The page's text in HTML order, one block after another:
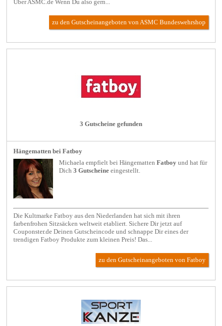
Über ASMC.de Wenn Du also gern...
zu den Gutscheinangeboten von ASMC Bundeswehrshop
3 Gutscheine gefunden
Hängematten bei Fatboy
Michaela empfielt beiHängematten Fatboy und hat für
Dich3 Gutscheine eingestellt.
Die Kultmarke Fatboy aus den Niederlanden hat sich mit ihren
farbenfrohen Sitzsäcken weltweit etabliert. Sichere Dir jetzt auf
Couponster.de Deinen Gutscheincode und schnappe Dir eines der
trendigen Fatboy Produkte zum kleinen Preis! Das...
zu den Gutscheinangeboten von Fatboy